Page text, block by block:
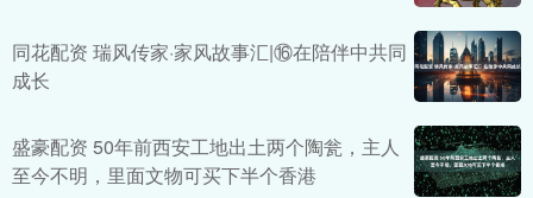
同花配资 瑞风传家·家风故事汇|⑯在陪伴中共同
成长
盛豪配资 50年前西安工地出土两个陶瓮，主人
至今不明，里面文物可买下半个香港